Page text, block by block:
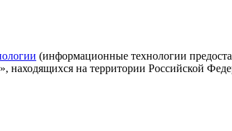
(информационные технологии
находящихся на территории Российской